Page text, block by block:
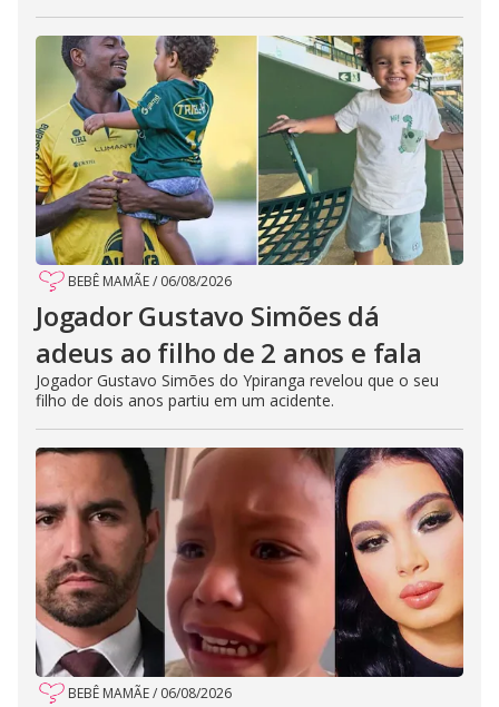
BEBÊ MAMÃE/ 06/08/2026
Jogador Gustavo Simões dá
adeus ao filho de 2 anos e fala
Jogador Gustavo Simões do Ypiranga revelou que o seu
filho de dois anos partiu em um acidente.
BEBÊ MAMÃE/ 06/08/2026